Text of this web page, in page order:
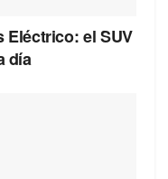
Eléctrico: el SUV
día